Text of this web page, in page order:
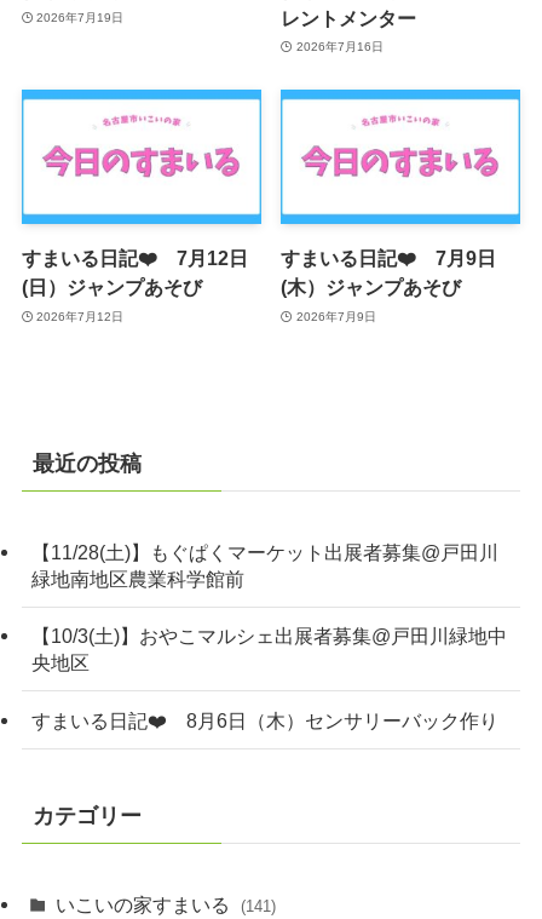
2026年7月19日
レントメンター
2026年7月16日
すまいる日記❤️ 7月12日
(日）ジャンプあそび
2026年7月12日
すまいる日記❤️ 7月9日
(木）ジャンプあそび
2026年7月9日
最近の投稿
【11/28(土)】もぐぱくマーケット出展者募集@戸田川
緑地南地区農業科学館前
【10/3(土)】おやこマルシェ出展者募集@戸田川緑地中
央地区
すまいる日記❤️ 8月6日（木）センサリーバック作り
カテゴリー
いこいの家すまいる (141)